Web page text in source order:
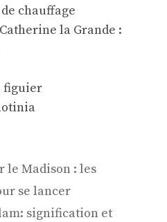
chauffage
la Grande :
figuier
le Madison : les
se lancer
signification et